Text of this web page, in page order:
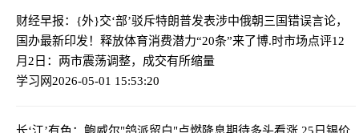
财经早报：{外}交‘部’驳斥特朗普发表涉中俄朝三国错误言论，
国办最新印发！释放体育消费潜力“20条”来了博.时市场点评12
月2日：两市震荡调整，成交有所缩量
学习网2026-05-01 15:53:20
长‘江’有色：鲍威尔"鸽派留白"点燃降息期待多头看涨 25日锡价